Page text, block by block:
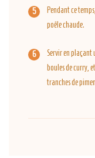
Pendant ce
poêle chaude.
Servir en plaçant
boules de curry,
tranches de